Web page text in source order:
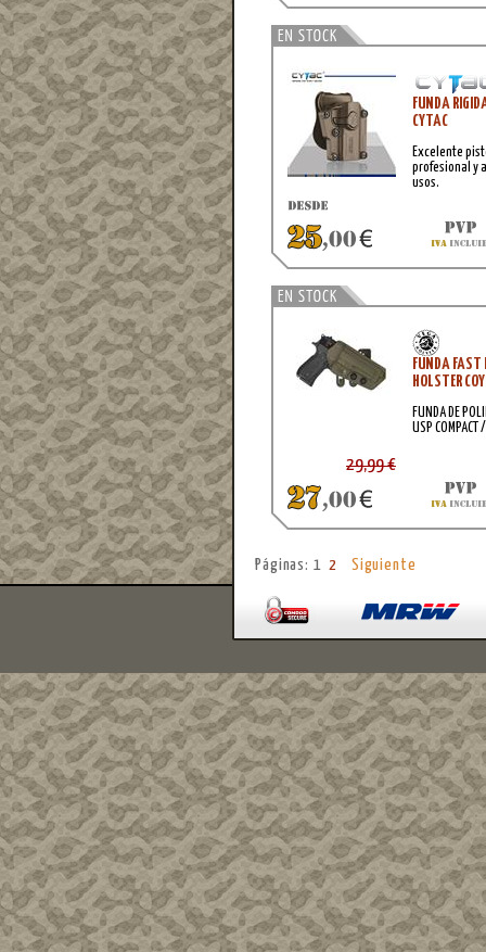
FUNDA
CYTAC
Excelente
profesional y
usos.
FUNDA FAST
HOLSTER
FUNDA DE
USP
29,99 €
Páginas: 1 2 Siguiente